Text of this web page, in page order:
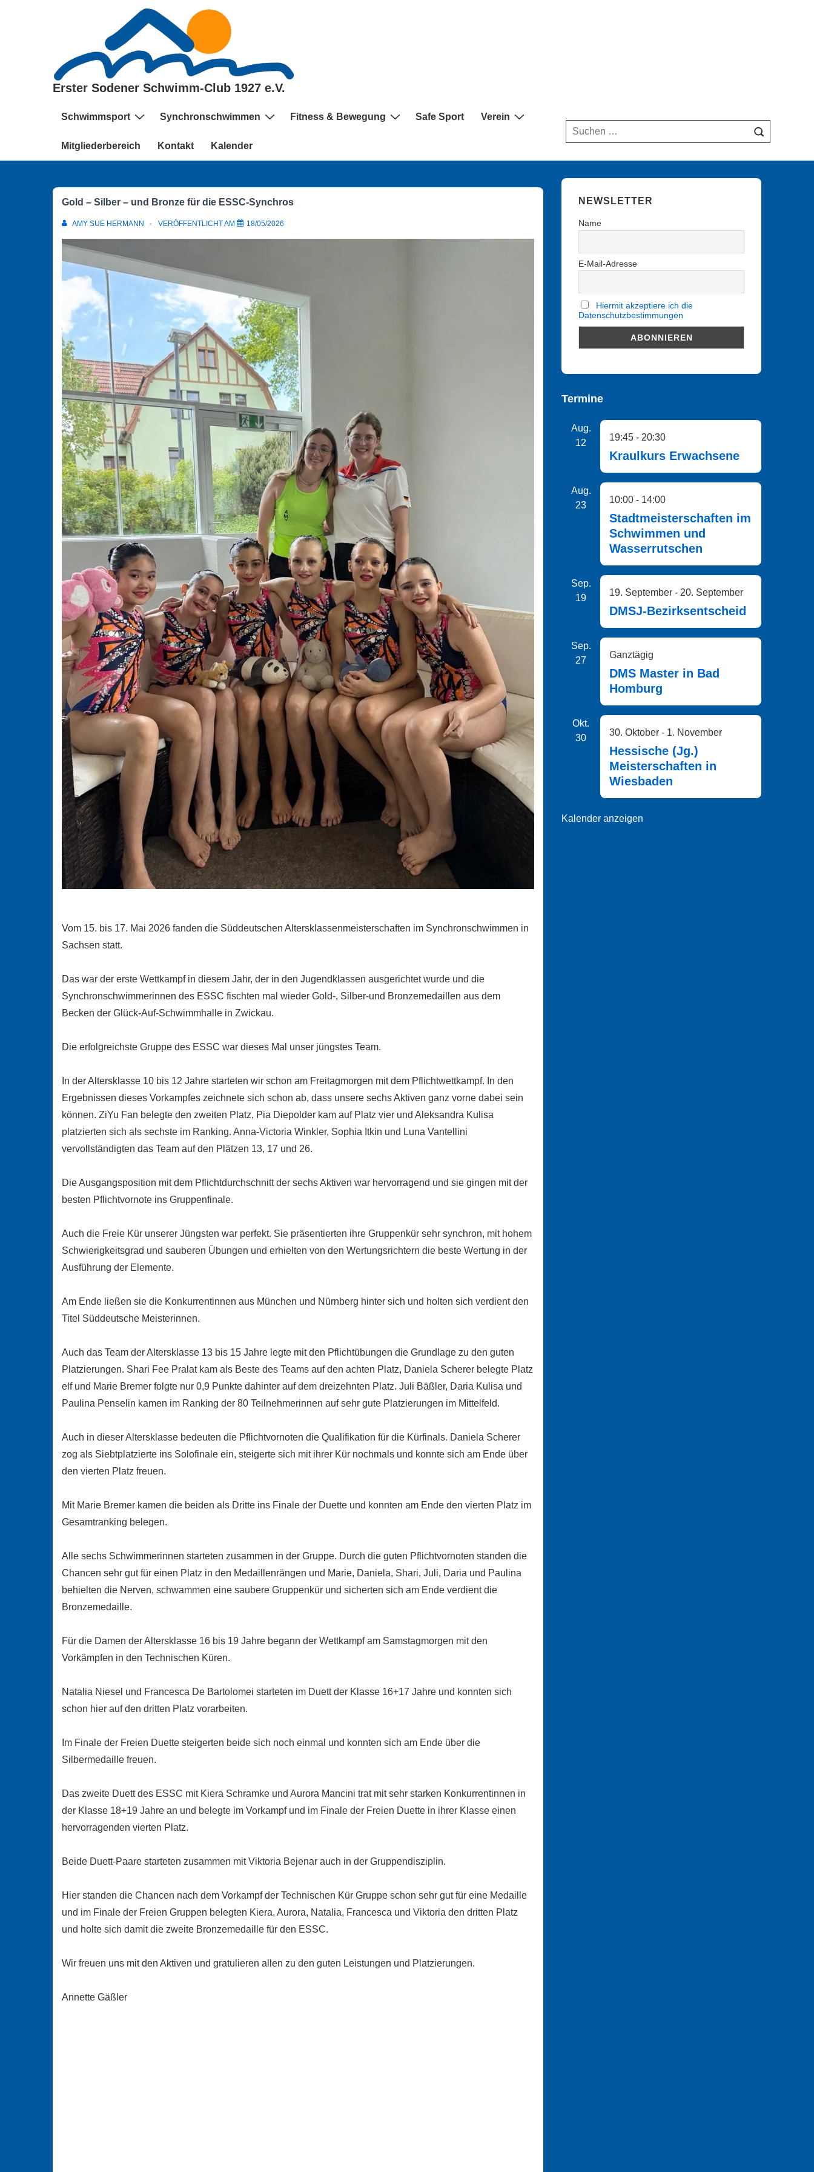
Erster Sodener Schwimm-Club 1927 e.V.
Hauptnavigation
Schwimmsport Synchronschwimmen Fitness & Bewegung Safe Sport Verein
Mitgliederbereich Kontakt Kalender
Suchen
nach:
Gold – Silber – und Bronze für die ESSC-Synchros
AMY SUE HERMANN VERÖFFENTLICHT AM 18/05/2026
Vom 15. bis 17. Mai 2026 fanden die Süddeutschen Altersklassenmeisterschaften im Synchronschwimmen in
Sachsen statt.
Das war der erste Wettkampf in diesem Jahr, der in den Jugendklassen ausgerichtet wurde und die
Synchronschwimmerinnen des ESSC fischten mal wieder Gold-, Silber-und Bronzemedaillen aus dem
Becken der Glück-Auf-Schwimmhalle in Zwickau.
Die erfolgreichste Gruppe des ESSC war dieses Mal unser jüngstes Team.
In der Altersklasse 10 bis 12 Jahre starteten wir schon am Freitagmorgen mit dem Pflichtwettkampf. In den
Ergebnissen dieses Vorkampfes zeichnete sich schon ab, dass unsere sechs Aktiven ganz vorne dabei sein
können. ZiYu Fan belegte den zweiten Platz, Pia Diepolder kam auf Platz vier und Aleksandra Kulisa
platzierten sich als sechste im Ranking. Anna-Victoria Winkler, Sophia Itkin und Luna Vantellini
vervollständigten das Team auf den Plätzen 13, 17 und 26.
Die Ausgangsposition mit dem Pflichtdurchschnitt der sechs Aktiven war hervorragend und sie gingen mit der
besten Pflichtvornote ins Gruppenfinale.
Auch die Freie Kür unserer Jüngsten war perfekt. Sie präsentierten ihre Gruppenkür sehr synchron, mit hohem
Schwierigkeitsgrad und sauberen Übungen und erhielten von den Wertungsrichtern die beste Wertung in der
Ausführung der Elemente.
Am Ende ließen sie die Konkurrentinnen aus München und Nürnberg hinter sich und holten sich verdient den
Titel Süddeutsche Meisterinnen.
Auch das Team der Altersklasse 13 bis 15 Jahre legte mit den Pflichtübungen die Grundlage zu den guten
Platzierungen. Shari Fee Pralat kam als Beste des Teams auf den achten Platz, Daniela Scherer belegte Platz
elf und Marie Bremer folgte nur 0,9 Punkte dahinter auf dem dreizehnten Platz. Juli Bäßler, Daria Kulisa und
Paulina Penselin kamen im Ranking der 80 Teilnehmerinnen auf sehr gute Platzierungen im Mittelfeld.
Auch in dieser Altersklasse bedeuten die Pflichtvornoten die Qualifikation für die Kürfinals. Daniela Scherer
zog als Siebtplatzierte ins Solofinale ein, steigerte sich mit ihrer Kür nochmals und konnte sich am Ende über
den vierten Platz freuen.
Mit Marie Bremer kamen die beiden als Dritte ins Finale der Duette und konnten am Ende den vierten Platz im
Gesamtranking belegen.
Alle sechs Schwimmerinnen starteten zusammen in der Gruppe. Durch die guten Pflichtvornoten standen die
Chancen sehr gut für einen Platz in den Medaillenrängen und Marie, Daniela, Shari, Juli, Daria und Paulina
behielten die Nerven, schwammen eine saubere Gruppenkür und sicherten sich am Ende verdient die
Bronzemedaille.
Für die Damen der Altersklasse 16 bis 19 Jahre begann der Wettkampf am Samstagmorgen mit den
Vorkämpfen in den Technischen Küren.
Natalia Niesel und Francesca De Bartolomei starteten im Duett der Klasse 16+17 Jahre und konnten sich
schon hier auf den dritten Platz vorarbeiten.
Im Finale der Freien Duette steigerten beide sich noch einmal und konnten sich am Ende über die
Silbermedaille freuen.
Das zweite Duett des ESSC mit Kiera Schramke und Aurora Mancini trat mit sehr starken Konkurrentinnen in
der Klasse 18+19 Jahre an und belegte im Vorkampf und im Finale der Freien Duette in ihrer Klasse einen
hervorragenden vierten Platz.
Beide Duett-Paare starteten zusammen mit Viktoria Bejenar auch in der Gruppendisziplin.
Hier standen die Chancen nach dem Vorkampf der Technischen Kür Gruppe schon sehr gut für eine Medaille
und im Finale der Freien Gruppen belegten Kiera, Aurora, Natalia, Francesca und Viktoria den dritten Platz
und holte sich damit die zweite Bronzemedaille für den ESSC.
Wir freuen uns mit den Aktiven und gratulieren allen zu den guten Leistungen und Platzierungen.
Annette Gäßler
NEWSLETTER
Name
E-Mail-Adresse
Hiermit akzeptiere ich die
Datenschutzbestimmungen
Termine
Aug.
12
19:45 - 20:30
Kraulkurs Erwachsene
Aug.
23
10:00 - 14:00
Stadtmeisterschaften im
Schwimmen und
Wasserrutschen
Sep.
19
19. September - 20. September
DMSJ-Bezirksentscheid
Sep.
27
Ganztägig
DMS Master in Bad
Homburg
Okt.
30
30. Oktober - 1. November
Hessische (Jg.)
Meisterschaften in
Wiesbaden
Kalender anzeigen